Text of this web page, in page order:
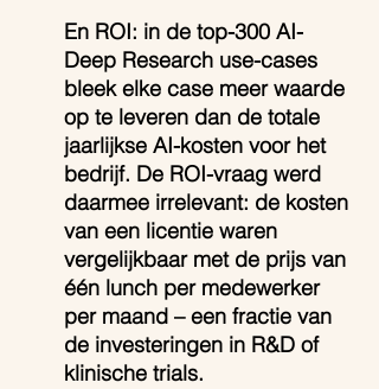
En ROI: in de top-300 AI-
Deep Research use-cases
bleek elke case meer waarde
op te leveren dan de totale
jaarlijkse AI-kosten voor het
bedrijf. De ROI-vraag werd
daarmee irrelevant: de kosten
van een licentie waren
vergelijkbaar met de prijs van
één lunch per medewerker
per maand – een fractie van
de investeringen in R&D of
klinische trials.